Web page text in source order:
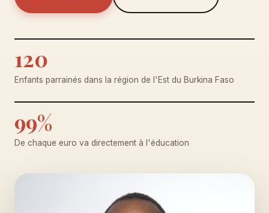
120
Enfants parrainés dans la région de l'Est du Burkina Faso
99%
De chaque euro va directement à l'éducation